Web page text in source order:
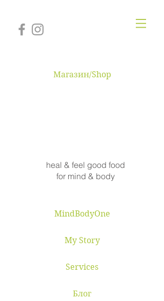
Магазин/Shop
heal & feel good food
for mind & body
MindBodyOne
My Story
Services
Блог